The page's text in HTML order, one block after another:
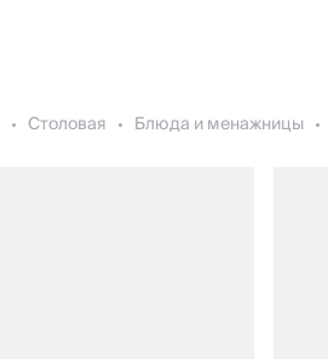
Столовая Блюда и менажницы